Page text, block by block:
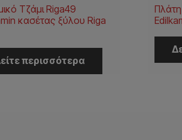
Tζάμι Riga49
κασέτας ξύλου Riga
περισσότερα